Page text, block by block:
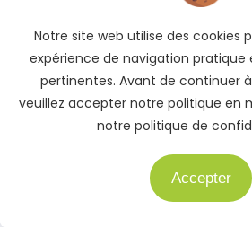
X(Twitter)
Suivez-nous sur X pour rester
offres
Accédez à notre
Notre site web utilise des cookies
expérience de navigation
pertinentes. Avant de continuer
veuillez accepter notre politique en
notre politique de
Accepter